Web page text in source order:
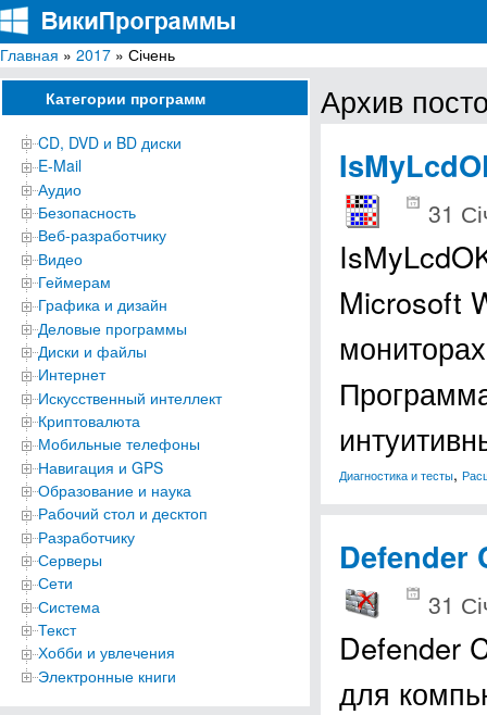
ВикиПрограммы
Энциклопедия бесплатных компьютерных программ для Windows
Главная » 2017 » Січень
Категории программ
CD, DVD и BD диски
E-Mail
Аудио
Безопасность
Веб-разработчику
Видео
Геймерам
Графика и дизайн
Деловые программы
Диски и файлы
Интернет
Искусственный интеллект
Криптовалюта
Мобильные телефоны
Навигация и GPS
Образование и наука
Рабочий стол и десктоп
Разработчику
Серверы
Сети
Система
Текст
Хобби и увлечения
Электронные книги
Архив
31
Microsoft
Диагностика и тесты,
Defender
31
Defender
для